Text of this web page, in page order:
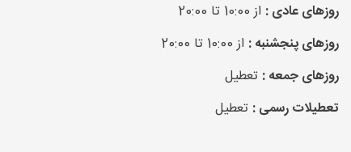
روزهای عادی : از 10:00 تا 20:00
روزهای پنجشنبه : از 10:00 تا 20:00
روزهای جمعه : تعطیل
تعطیلات رسمی : تعطیل